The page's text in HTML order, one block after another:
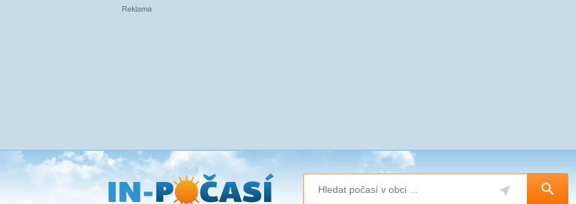
Přejít
na
hlavní
obsah